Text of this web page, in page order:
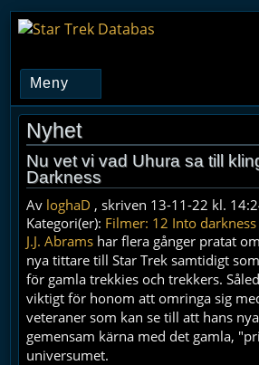
Nyhet
Nu vet vi vad Uhura sa till
Darkness
Av loghaD , skriven 13-11-22 kl.
Kategori(er): Filmer: 12 Into darkness
J.J. Abrams har flera gånger pratat
nya tittare till Star Trek samtidigt
för gamla trekkies och trekkers.
viktigt för honom att omringa sig
veteraner som kan se till att hans
gemensam kärna med det gamla,
universumet.
Meny